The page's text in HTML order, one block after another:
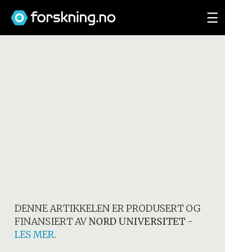
DENNE ARTIKKELEN ER PRODUSERT OG
FINANSIERT AVNORD UNIVERSITET -
LES MER.